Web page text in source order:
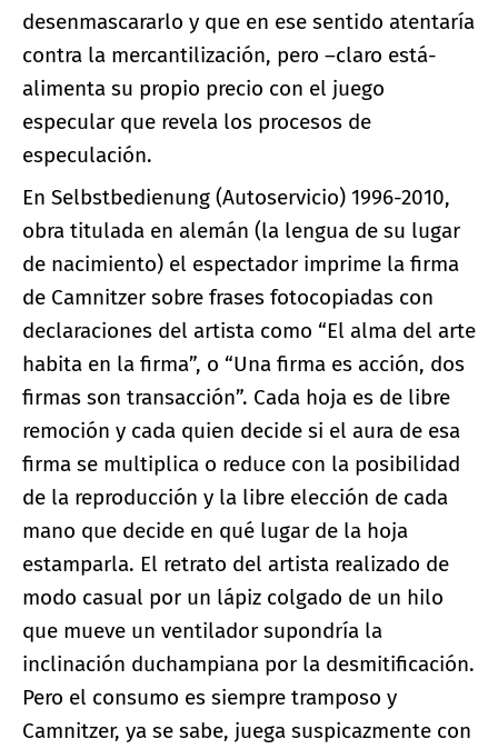
desenmascararlo y que en ese sentido atentaría
contra la mercantilización, pero –claro está-
alimenta su propio precio con el juego
especular que revela los procesos de
especulación.
En Selbstbedienung (Autoservicio) 1996-2010,
obra titulada en alemán (la lengua de su lugar
de nacimiento) el espectador imprime la firma
de Camnitzer sobre frases fotocopiadas con
declaraciones del artista como “El alma del arte
habita en la firma”, o “Una firma es acción, dos
firmas son transacción”. Cada hoja es de libre
remoción y cada quien decide si el aura de esa
firma se multiplica o reduce con la posibilidad
de la reproducción y la libre elección de cada
mano que decide en qué lugar de la hoja
estamparla. El retrato del artista realizado de
modo casual por un lápiz colgado de un hilo
que mueve un ventilador supondría la
inclinación duchampiana por la desmitificación.
Pero el consumo es siempre tramposo y
Camnitzer, ya se sabe, juega suspicazmente con